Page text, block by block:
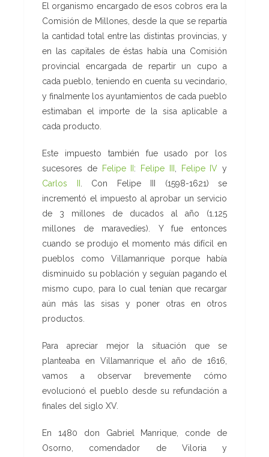
El organismo encargado de esos cobros era la
Comisión de Millones, desde la que se repartía
la cantidad total entre las distintas provincias, y
en las capitales de éstas había una Comisión
provincial encargada de repartir un cupo a
cada pueblo, teniendo en cuenta su vecindario,
y finalmente los ayuntamientos de cada pueblo
estimaban el importe de la sisa aplicable a
cada producto.
Este impuesto también fue usado por los
sucesores de
Felipe II : Felipe III Felipe IV y
Carlos II
. Con Felipe III (1598-1621) se
incrementó el impuesto al aprobar un servicio
de 3 millones de ducados al año (1.125
millones de maravedíes). Y fue entonces
cuando se produjo el momento más difícil en
pueblos como Villamanrique porque había
disminuido su población y seguían pagando el
mismo cupo, para lo cual tenían que recargar
aún más las sisas y poner otras en otros
productos.
Para apreciar mejor la situación que se
planteaba en Villamanrique el año de 1616,
vamos a observar brevemente cómo
evolucionó el pueblo desde su refundación a
finales del siglo XV.
En 1480 don Gabriel Manrique, conde de
Osorno, comendador de Viloria y